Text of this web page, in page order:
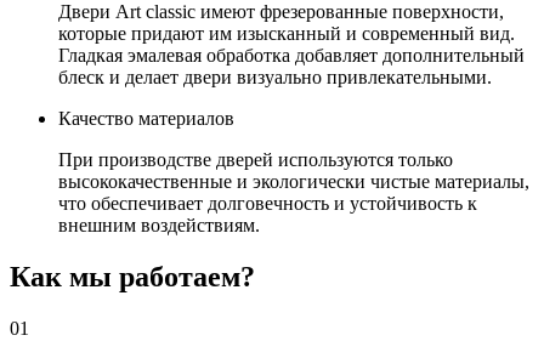
Двери Art classic имеют фрезерованные поверхности,
которые придают им изысканный и современный вид.
Гладкая эмалевая обработка добавляет дополнительный
блеск и делает двери визуально привлекательными.
Качество материалов
При производстве дверей используются только
высококачественные и экологически чистые материалы,
что обеспечивает долговечность и устойчивость к
внешним воздействиям.
Как мы работаем?
01